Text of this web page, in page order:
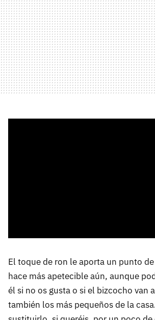
El toque de ron le aporta un punto
hace más apetecible aún, aunque
él si no os gusta o si el bizcocho van
también los más pequeños de la